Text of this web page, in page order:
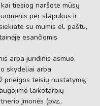
kai tiesiog naršote mūsų
per slapukus ir
su mumis el. paštu,
esančiomis
arba juridinis asmuo,
skydeliai arba
prieigos teisių nustatymą,
laikotarpių
įmonės (pvz.,